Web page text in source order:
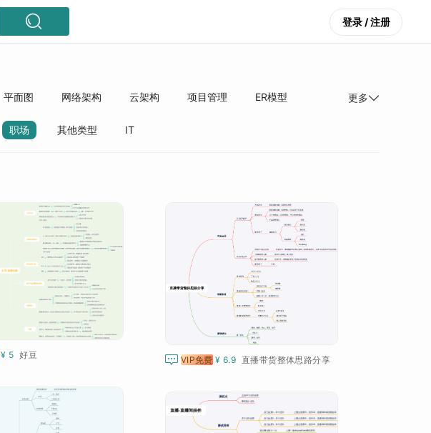
 登录 / 注册
平面图 网络架构 云架构 项目管理
ER模型
行业分类
更多
职场 其他类型 IT
¥ 5 好豆  VIP免费 ¥ 6.9 直播带货整体思路分享